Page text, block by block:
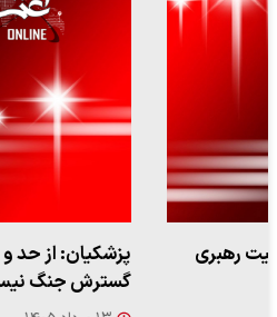
پزشکیان: از حد و حدود خودمان
گسترش جنگ نیس…